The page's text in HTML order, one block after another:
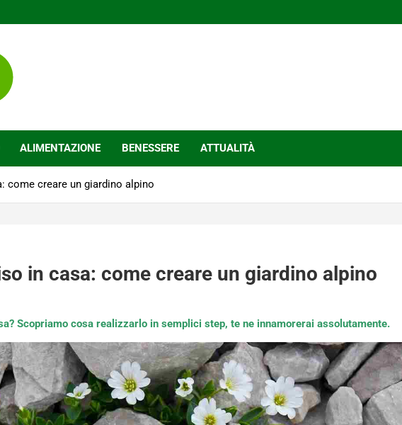
ALIMENTAZIONE BENESSERE ATTUALITÀ
come creare un giardino alpino
in casa: come creare un giardino alpino
Scopriamo cosa realizzarlo in semplici step, te ne innamorerai assolutamente.